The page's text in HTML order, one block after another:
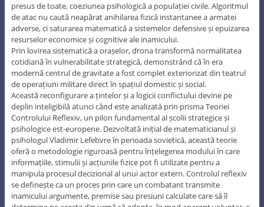
presus de toate, coeziunea psihologică a populației civile. Algoritmul
de atac nu caută neapărat anihilarea fizică instantanee a armatei
adverse, ci saturarea matematică a sistemelor defensive și epuizarea
resurselor economice și cognitive ale inamicului.
Prin lovirea sistematică a orașelor, drona transformă normalitatea
cotidiană în vulnerabilitate strategică, demonstrând că în era
modernă centrul de gravitate a fost complet exteriorizat din teatrul
de operațiuni militare direct în spațiul domestic și social.
Această reconfigurare a țintelor și a logicii conflictului devine pe
deplin inteligibilă atunci când este analizată prin prisma Teoriei
Controlului Reflexiv, un pilon fundamental al școlii strategice și
psihologice est-europene. Dezvoltată inițial de matematicianul și
psihologul Vladimir Lefebvre în perioada sovietică, această teorie
oferă o metodologie riguroasă pentru înțelegerea modului în care
informațiile, stimulii și acțiunile fizice pot fi utilizate pentru a
manipula procesul decizional al unui actor extern. Controlul reflexiv
se definește ca un proces prin care un combatant transmite
inamicului argumente, premise sau presiuni calculate care să îl